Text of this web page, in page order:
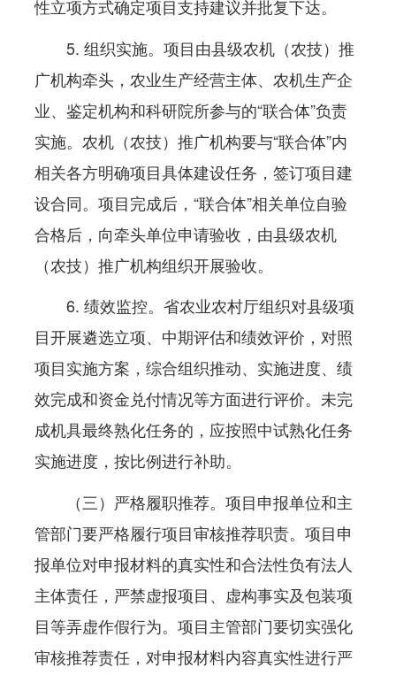
性立项方式确定项目支持建议并批复下达。
5. 组织实施。项目由县级农机（农技）推
广机构牵头，农业生产经营主体、农机生产企
业、鉴定机构和科研院所参与的“联合体”负责
实施。农机（农技）推广机构要与“联合体”内
相关各方明确项目具体建设任务，签订项目建
设合同。项目完成后，“联合体”相关单位自验
合格后，向牵头单位申请验收，由县级农机
（农技）推广机构组织开展验收。
6. 绩效监控。省农业农村厅组织对县级项
目开展遴选立项、中期评估和绩效评价，对照
项目实施方案，综合组织推动、实施进度、绩
效完成和资金兑付情况等方面进行评价。未完
成机具最终熟化任务的，应按照中试熟化任务
实施进度，按比例进行补助。
（三）严格履职推荐。项目申报单位和主
管部门要严格履行项目审核推荐职责。项目申
报单位对申报材料的真实性和合法性负有法人
主体责任，严禁虚报项目、虚构事实及包装项
目等弄虚作假行为。项目主管部门要切实强化
审核推荐责任，对申报材料内容真实性进行严